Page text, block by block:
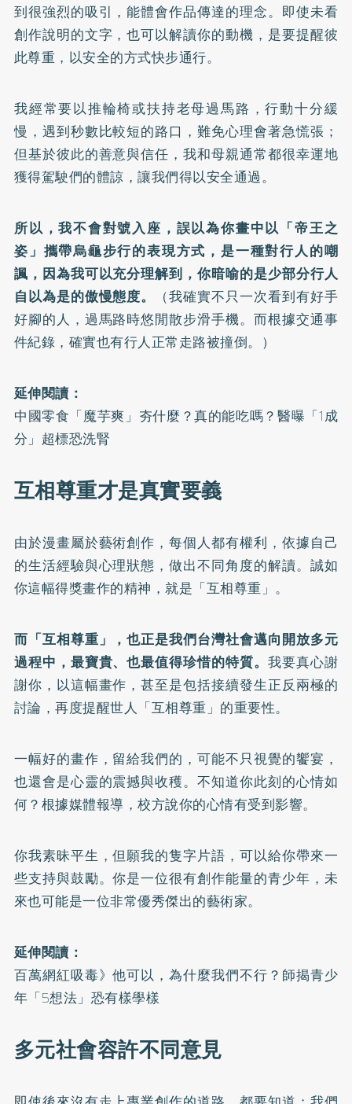
到很強烈的吸引，能體會作品傳達的理念。即使未看
創作說明的文字，也可以解讀你的動機，是要提醒彼
此尊重，以安全的方式快步通行。
我經常要以推輪椅或扶持老母過馬路，行動十分緩
慢，遇到秒數比較短的路口，難免心理會著急慌張；
但基於彼此的善意與信任，我和母親通常都很幸運地
獲得駕駛們的體諒，讓我們得以安全通過。
所以，我不會對號入座，誤以為你畫中以「帝王之
姿」攜帶烏龜步行的表現方式，是一種對行人的嘲
諷，因為我可以充分理解到，你暗喻的是少部分行人
自以為是的傲慢態度。
（我確實不只一次看到有好手
好腳的人，過馬路時悠閒散步滑手機。而根據交通事
件紀錄，確實也有行人正常走路被撞倒。）
延伸閱讀：
中國零食「魔芋爽」夯什麼？真的能吃嗎？醫曝「1成
分」超標恐洗腎
互相尊重才是真實要義
由於漫畫屬於藝術創作，每個人都有權利，依據自己
的生活經驗與心理狀態，做出不同角度的解讀。誠如
你這幅得獎畫作的精神，就是「互相尊重」。
而「互相尊重」，也正是我們台灣社會邁向開放多元
過程中，最寶貴、也最值得珍惜的特質。 我要真心謝
謝你，以這幅畫作，甚至是包括接續發生正反兩極的
討論，再度提醒世人「互相尊重」的重要性。
一幅好的畫作，留給我們的，可能不只視覺的饗宴，
也還會是心靈的震撼與收穫。不知道你此刻的心情如
何？根據媒體報導，校方說你的心情有受到影響。
你我素昧平生，但願我的隻字片語，可以給你帶來一
些支持與鼓勵。你是一位很有創作能量的青少年，未
來也可能是一位非常優秀傑出的藝術家。
延伸閱讀：
百萬網紅吸毒》他可以，為什麼我們不行？師揭青少
年「5想法」恐有樣學樣
多元社會容許不同意見